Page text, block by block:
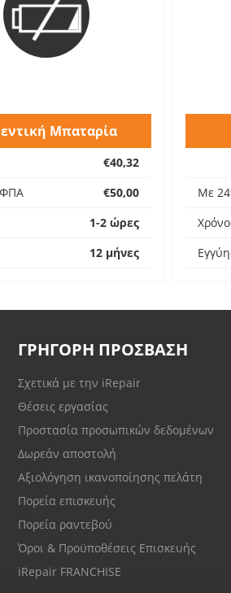
Μπαταρία
€40,32
€50,00
1-2 ώρες
12 μήνες
Με
ΓΡΗΓΟΡΗ ΠΡΟΣΒΑΣΗ
Σχετικά με την iRepair
Θέσεις εργασίας
Προστασία προσωπικών δεδομένων
Δωρεάν αποστολή
Αξιολόγηση ικανοποίησης πελάτη
Πορεία επισκευής
Πορεία ραντεβού
Όροι & Προϋποθέσεις Επισκευής
iRepair FRANCHISE